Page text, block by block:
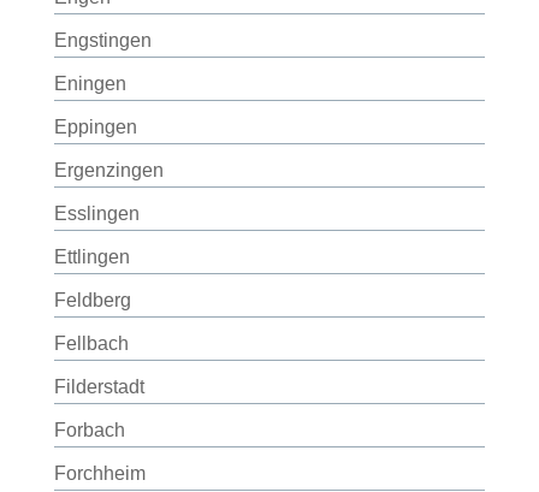
Engstingen
Eningen
Eppingen
Ergenzingen
Esslingen
Ettlingen
Feldberg
Fellbach
Filderstadt
Forbach
Forchheim